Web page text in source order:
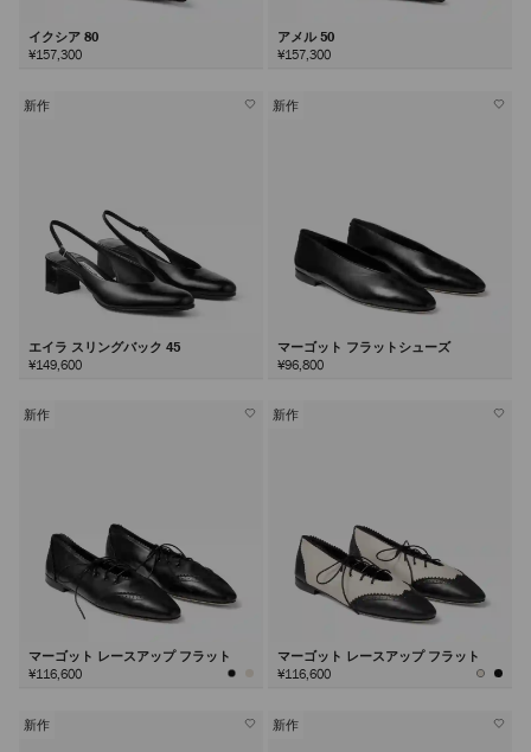
イクシア 80
¥157,300
アメル 50
¥157,300
新作
エイラ スリングバック 45
¥149,600
新作
マーゴット フラットシューズ
¥96,800
新作
マーゴット レースアップ フラット
¥116,600
新作
マーゴット レースアップ フラット
¥116,600
新作 新作